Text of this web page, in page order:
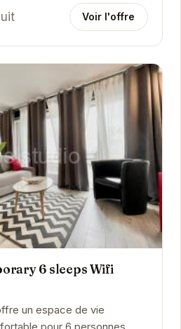
Voir l'offre
6 sleeps Wifi
un espace de vie